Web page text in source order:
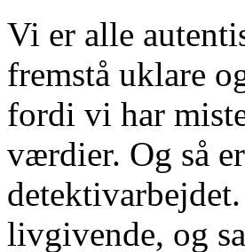
Vi er alle
fremstå uklare
fordi vi har
værdier. Og så
livgivende, og